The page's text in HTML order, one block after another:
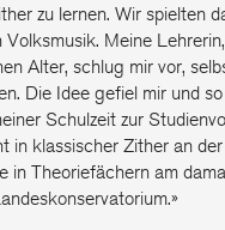
zu lernen. Wir spielten
Volksmusik. Meine
Alter, schlug mir vor,
Die Idee gefiel mir und
Schulzeit zur
in klassischer Zither an
in Theoriefächern am